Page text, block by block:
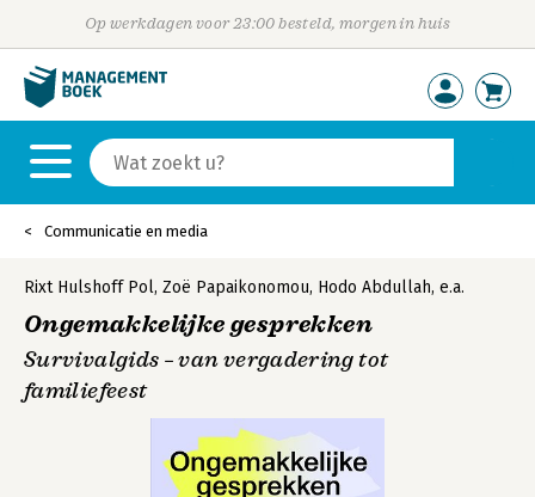
Op werkdagen voor 23:00 besteld, morgen in huis
Communicatie en media
Rixt Hulshoff Pol, Zoë Papaikonomou, Hodo Abdullah, e.a.
Ongemakkelijke gesprekken
Survivalgids – van vergadering tot
familiefeest